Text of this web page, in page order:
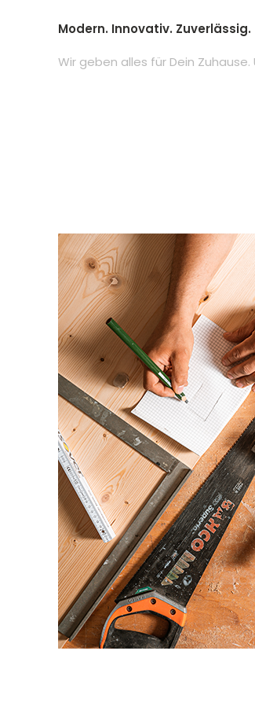
Modern. Innovativ. Zuverlässig.
Wir geben alles für Dein